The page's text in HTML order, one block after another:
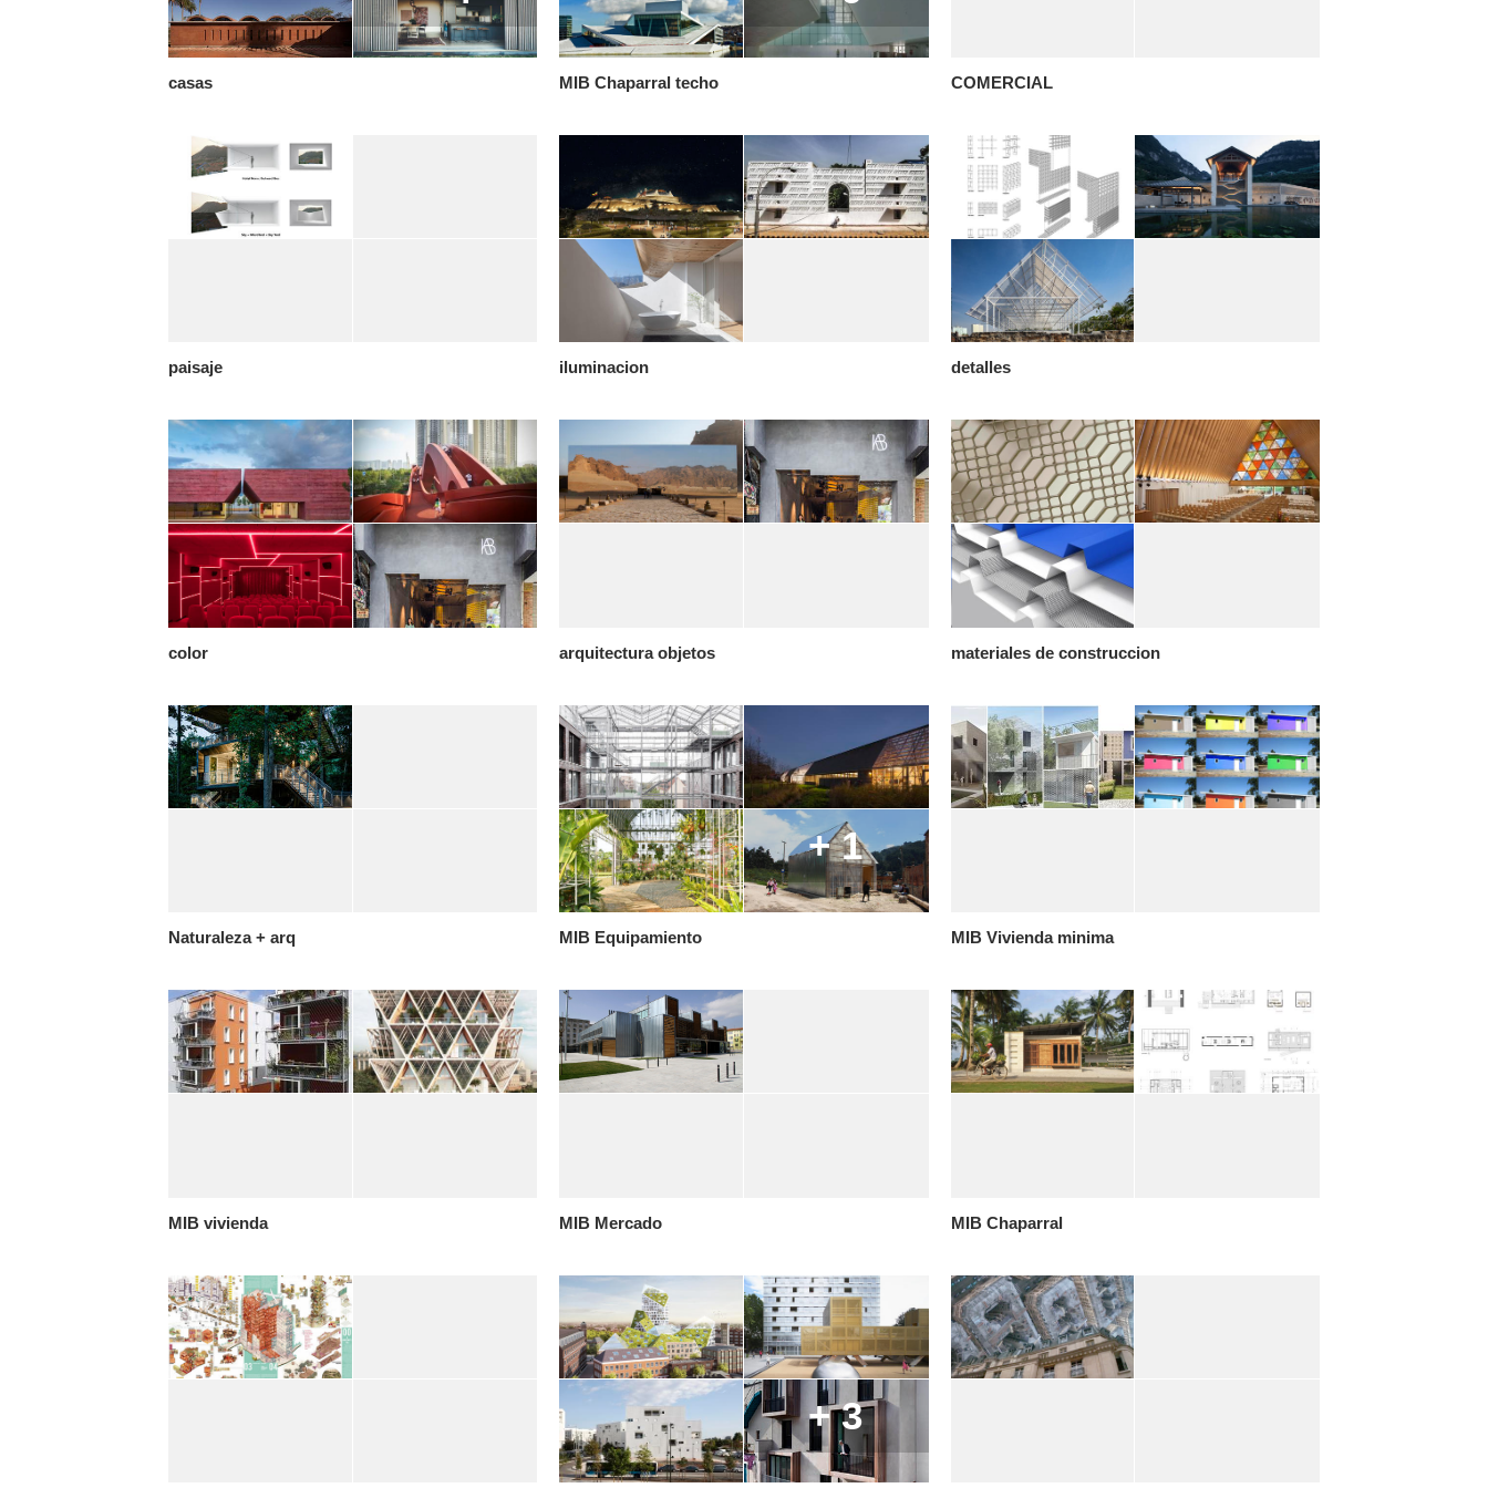
casas MIB Chaparral techo COMERCIAL
paisaje iluminacion detalles
color arquitectura objetos materiales de construccion
Naturaleza + arq
+ 1
MIB Equipamiento MIB Vivienda minima
MIB vivienda MIB Mercado MIB Chaparral
+ 3